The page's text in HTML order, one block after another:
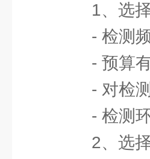
1、选择
- 检测频
- 预算有
- 对检测
- 检测环
2、选择